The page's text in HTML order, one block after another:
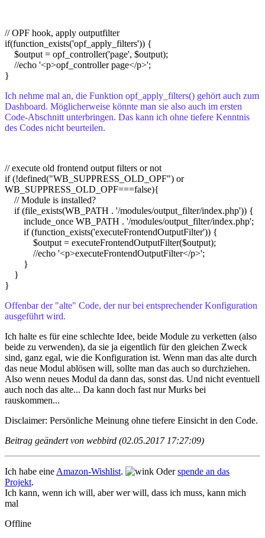
// OPF hook, apply outputfilter
if(function_exists('opf_apply_filters')) {
$output = opf_controller('page', $output);
//echo '<p>opf_controller page</p>';
}
Ich nehme mal an, die Funktion opf_apply_filters() gehört auch zum
Dashboard. Möglicherweise könnte man sie also auch im ersten
Code-Abschnitt unterbringen. Das kann ich ohne tiefere Kenntnis
des Codes nicht beurteilen.
// execute old frontend output filters or not
if (!defined("WB_SUPPRESS_OLD_OPF") or
WB_SUPPRESS_OLD_OPF===false){
// Module is installed?
if (file_exists(WB_PATH . '/modules/output_filter/index.php')) {
include_once WB_PATH . '/modules/output_filter/index.php';
if (function_exists('executeFrontendOutputFilter')) {
$output = executeFrontendOutputFilter($output);
//echo '<p>executeFrontendOutputFilter</p>';
}
}
}
Offenbar der "alte" Code, der nur bei entsprechender Konfiguration
ausgeführt wird.
Ich halte es für eine schlechte Idee, beide Module zu verketten (also
beide zu verwenden), da sie ja eigentlich für den gleichen Zweck
sind, ganz egal, wie die Konfiguration ist. Wenn man das alte durch
das neue Modul ablösen will, sollte man das auch so durchziehen.
Also wenn neues Modul da dann das, sonst das. Und nicht eventuell
auch noch das alte... Da kann doch fast nur Murks bei
rauskommen...
Disclaimer: Persönliche Meinung ohne tiefere Einsicht in den Code.
Beitrag geändert von webbird (02.05.2017 17:27:09)
Ich habe eine Amazon-Wishlist. Oderspende an das
Projekt.
Ich kann, wenn ich will, aber wer will, dass ich muss, kann mich
mal
Offline